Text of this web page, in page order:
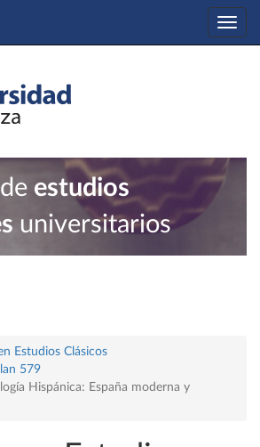
estudios
universitarios
Estudios Clásicos
579
Hispánica: España moderna y